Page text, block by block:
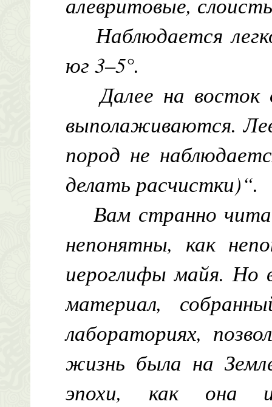
Наблюдается
юг 3–5°.
Далее на восток
выполаживаются.
пород не
делать расчистки)“.
Вам странно
непонятны, как
иероглифы майя. Но
материал,
лабораториях,
жизнь была на
эпохи, как она